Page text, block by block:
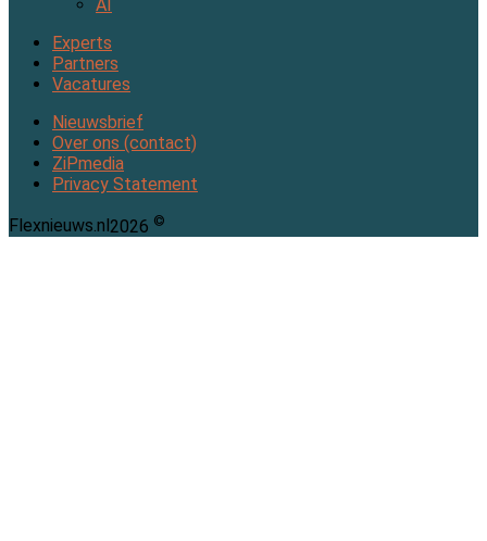
AI
Experts
Partners
Vacatures
Nieuwsbrief
Over ons (contact)
ZiPmedia
Privacy Statement
Flexnieuws.nl 2026 ©